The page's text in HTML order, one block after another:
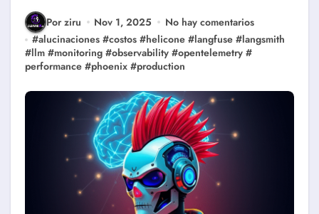
Por ziru Nov 1, 2025
No hay comentarios
#alucinaciones #costos #helicone #langfuse #langsmith
#llm #monitoring #observability #opentelemetry #
performance #phoenix #production